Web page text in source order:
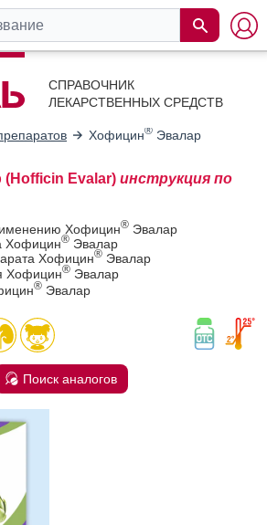
СПРАВОЧНИК
ЛЕКАРСТВЕННЫХ СРЕДСТВ
Хофицин® Эвалар
(Hofficin Evalar) инструкция по
Хофицин® Эвалар
Хофицин® Эвалар
Хофицин® Эвалар
Хофицин® Эвалар
® Эвалар
Поиск аналогов